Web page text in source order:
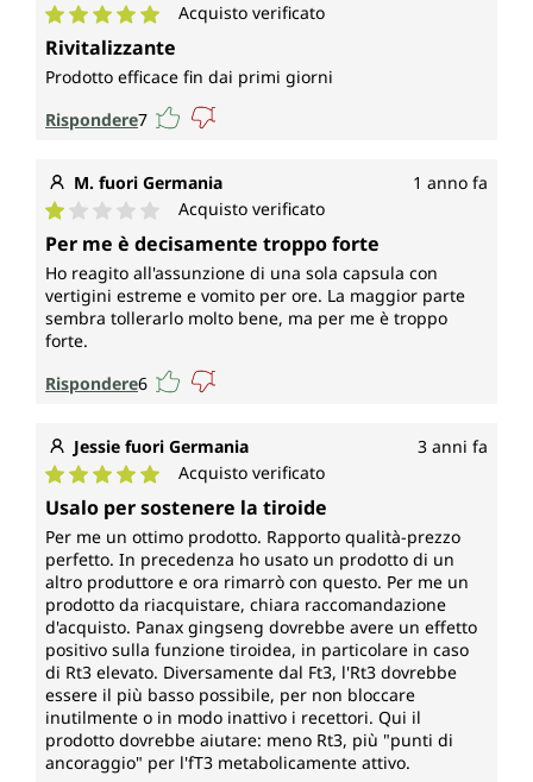
Valutazione media di 5 su 5 stelle
Acquisto verificato
Rivitalizzante
Prodotto efficace fin dai primi giorni
Rispondere7
M. fuori Germania 1 anno fa
Valutazione media di 1 su 5 stelle
Acquisto verificato
Per me è decisamente troppo forte
Ho reagito all'assunzione di una sola capsula con
vertigini estreme e vomito per ore. La maggior parte
sembra tollerarlo molto bene, ma per me è troppo
forte.
Rispondere6
Jessie fuori Germania 3 anni fa
Valutazione media di 5 su 5 stelle
Acquisto verificato
Usalo per sostenere la tiroide
Per me un ottimo prodotto. Rapporto qualità-prezzo
perfetto. In precedenza ho usato un prodotto di un
altro produttore e ora rimarrò con questo. Per me un
prodotto da riacquistare, chiara raccomandazione
d'acquisto. Panax gingseng dovrebbe avere un effetto
positivo sulla funzione tiroidea, in particolare in caso
di Rt3 elevato. Diversamente dal Ft3, l'Rt3 dovrebbe
essere il più basso possibile, per non bloccare
inutilmente o in modo inattivo i recettori. Qui il
prodotto dovrebbe aiutare: meno Rt3, più "punti di
ancoraggio" per l'fT3 metabolicamente attivo.